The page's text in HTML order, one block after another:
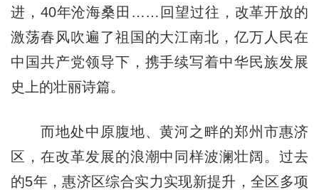
进，40年沧海桑田……回望过往，改革开放的
激荡春风吹遍了祖国的大江南北，亿万人民在
中国共产党领导下，携手续写着中华民族发展
史上的壮丽诗篇。
而地处中原腹地、黄河之畔的郑州市惠济
区，在改革发展的浪潮中同样波澜壮阔。过去
的5年，惠济区综合实力实现新提升，全区多项